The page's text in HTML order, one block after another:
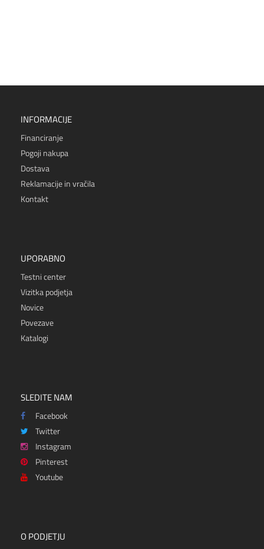
INFORMACIJE
Financiranje
Pogoji nakupa
Dostava
Reklamacije in vračila
Kontakt
UPORABNO
Testni center
Vizitka podjetja
Novice
Povezave
Katalogi
SLEDITE NAM
Facebook
Twitter
Instagram
Pinterest
Youtube
O PODJETJU